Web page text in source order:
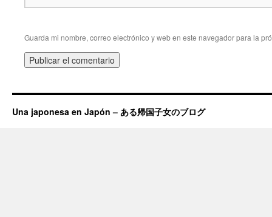
Guarda mi nombre, correo electrónico y web en este navegador para la
Una japonesa en Japón – ある帰国子女のブログ